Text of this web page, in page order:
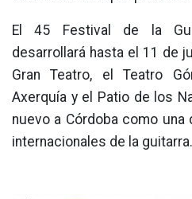
El 45 Festival de la
desarrollará hasta el 11 de
Gran Teatro, el Teatro
Axerquía y el Patio de los
nuevo a Córdoba como
internacionales de la guitarra.